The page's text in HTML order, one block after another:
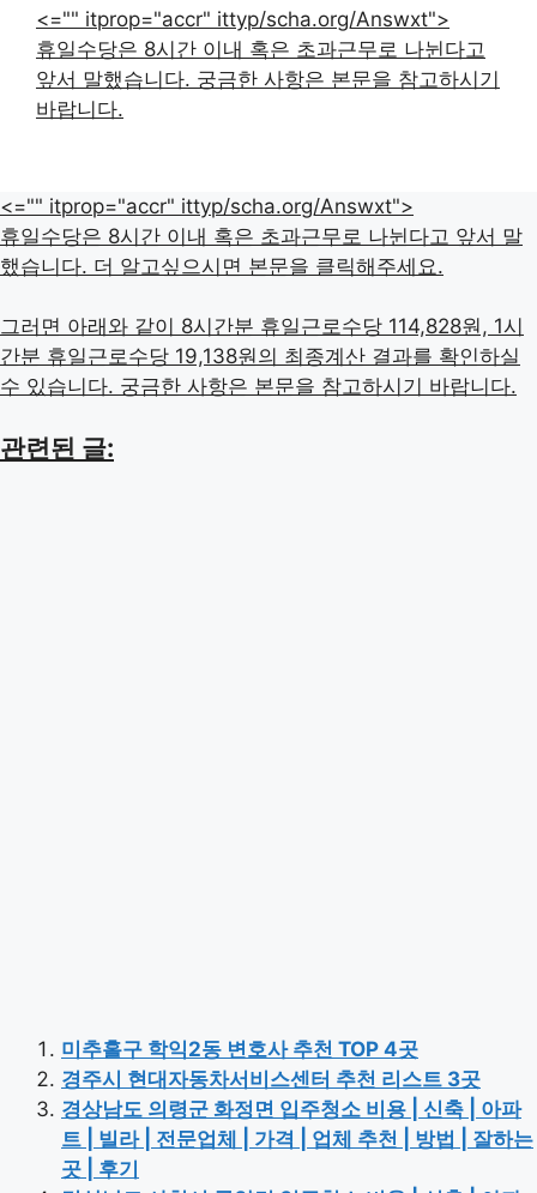
<="" itprop="accr" ittyp/scha.org/Answxt">
휴일수당은 8시간 이내 혹은 초과근무로 나뉜다고
앞서 말했습니다. 궁금한 사항은 본문을 참고하시기
바랍니다.
<="" itprop="accr" ittyp/scha.org/Answxt">
휴일수당은 8시간 이내 혹은 초과근무로 나뉜다고 앞서 말
했습니다. 더 알고싶으시면 본문을 클릭해주세요.
그러면 아래와 같이 8시간분 휴일근로수당 114,828원, 1시
간분 휴일근로수당 19,138원의 최종계산 결과를 확인하실
수 있습니다. 궁금한 사항은 본문을 참고하시기 바랍니다.
관련된 글:
미추홀구 학익2동 변호사 추천 TOP 4곳
경주시 현대자동차서비스센터 추천 리스트 3곳
경상남도 의령군 화정면 입주청소 비용 | 신축 | 아파
트 | 빌라 | 전문업체 | 가격 | 업체 추천 | 방법 | 잘하는
곳 | 후기